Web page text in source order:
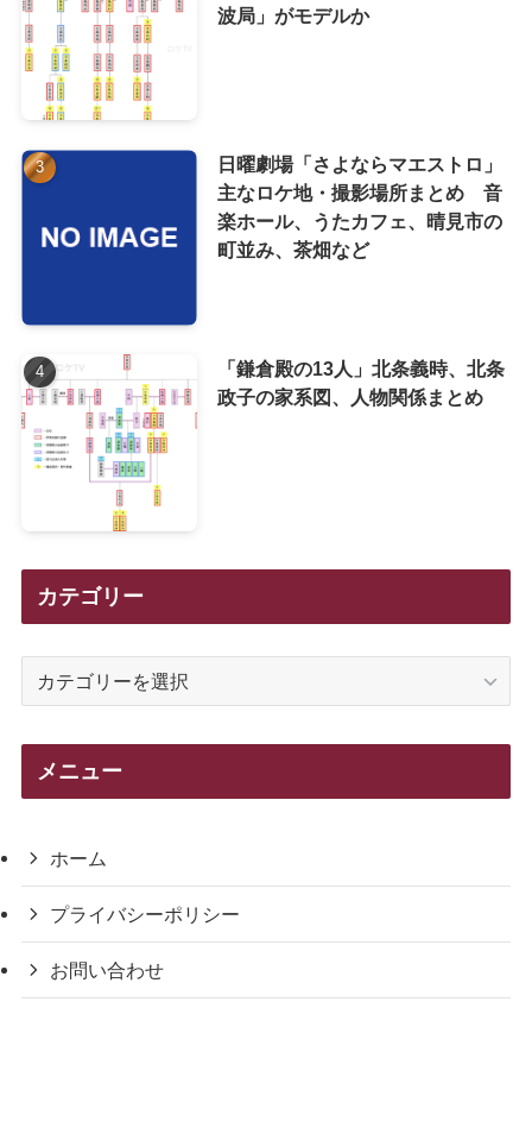
波局」がモデルか
日曜劇場「さよならマエストロ」
主なロケ地・撮影場所まとめ 音
楽ホール、うたカフェ、晴見市の
町並み、茶畑など
「鎌倉殿の13人」北条義時、北条
政子の家系図、人物関係まとめ
カテゴリー
メニュー
ホーム
プライバシーポリシー
お問い合わせ